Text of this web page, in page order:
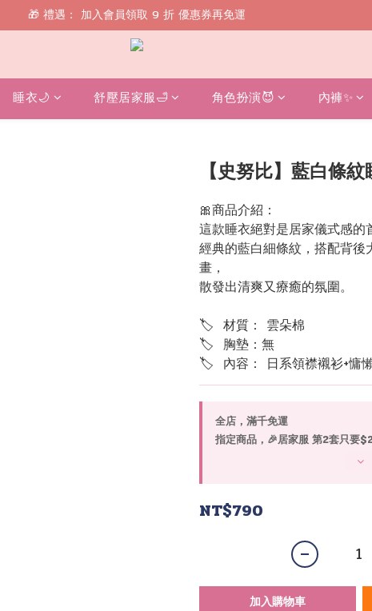
🎁 禮遇： 加入會員領取 9 折 優惠券再免運
🎁 禮遇： 加入會員領取 9 折 優惠券再免運
📱 綁定 LINE 好友，現領 $100 購物金！
🎁 禮遇： 加入會員領取 9 折 優惠券再免運
睡衣🌙 舒壓居家服🛁 角色扮演😈 內褲✨
【史努比】藍白條
🎀商品介紹：
這款睡衣絕對是居家儀式感的
經典的藍白細條紋，搭配背
畫，
散發出清爽又療癒的氛圍。
🏷  材質： 雲朵棉
🏷  胸墊：無
🏷  內容： 日系領襟襯衫+慵
全店，滿千免運
指定商品，🎉居家服 第2套只要
NT$790
加入購物車